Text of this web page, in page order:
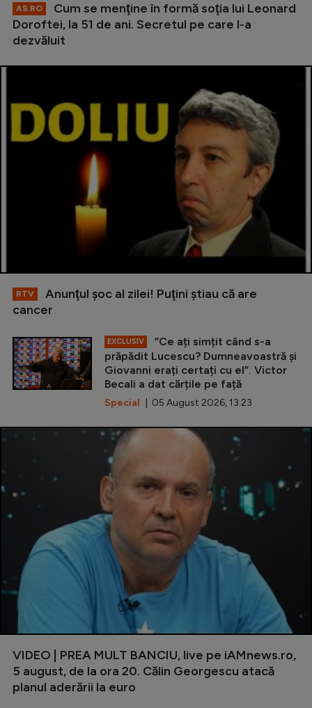
AS.RO
Cum se menţine în formă soţia lui Leonard
Doroftei, la 51 de ani. Secretul pe care l-a
dezvăluit
RTV
Anunţul şoc al zilei! Puţini ştiau că are
cancer
EXCLUSIV
”Ce ați simțit când s-a
prăpădit Lucescu? Dumneavoastră și
Giovanni erați certați cu el”. Victor
Becali a dat cărțile pe față
Special | 05 August 2026, 13:23
VIDEO | PREA MULT BANCIU, live pe iAMnews.ro,
5 august, de la ora 20. Călin Georgescu atacă
planul aderării la euro